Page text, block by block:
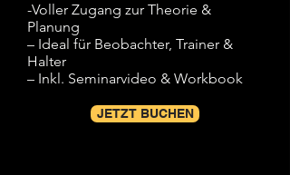
-Voller Zugang zur Theorie &
Planung
– Ideal für Beobachter, Trainer &
Halter
– Inkl. Seminarvideo & Workbook
JETZT BUCHEN